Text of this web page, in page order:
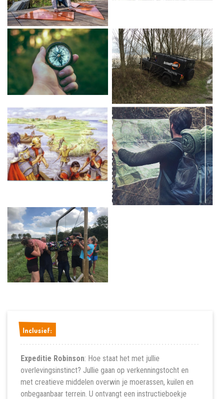
Inclusief:
Inclusief:
Expeditie Robinson: Hoe staat het met jullie
overlevingsinstinct? Jullie gaan op verkenningstocht en
met creatieve middelen overwin je moerassen, kuilen en
onbegaanbaar terrein. U ontvangt een instructieboekje